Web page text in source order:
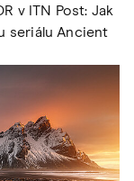
v ITN Post: Jak
seriálu Ancient